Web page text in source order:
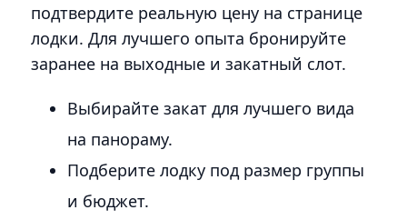
подтвердите реальную цену на странице
лодки. Для лучшего опыта бронируйте
заранее на выходные и закатный слот.
Выбирайте закат для лучшего вида
на панораму.
Подберите лодку под размер группы
и бюджет.